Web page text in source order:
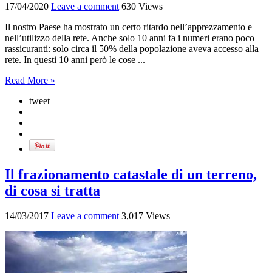
17/04/2020 Leave a comment 630 Views
Il nostro Paese ha mostrato un certo ritardo nell’apprezzamento e
nell’utilizzo della rete. Anche solo 10 anni fa i numeri erano poco
rassicuranti: solo circa il 50% della popolazione aveva accesso alla
rete. In questi 10 anni però le cose ...
Read More »
tweet
Il frazionamento catastale di un terreno,
di cosa si tratta
14/03/2017 Leave a comment 3,017 Views